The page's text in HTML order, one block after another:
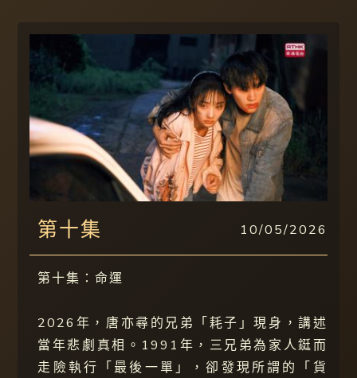
第十集 10/05/2026
第十集：命運
2026年，唐亦尋的兄弟「耗子」現身，講述
當年悲劇真相。1991年，三兄弟為家人鋌而
走險執行「最後一單」，卻發現所謂的「貨